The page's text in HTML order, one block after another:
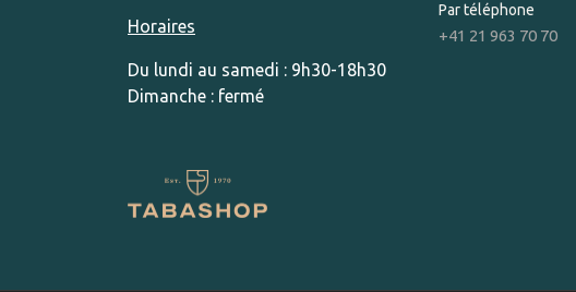
Horaires
Du lundi au samedi : 9h30-18h30
Dimanche : fermé
Par téléphone
+41 21 963 70 70